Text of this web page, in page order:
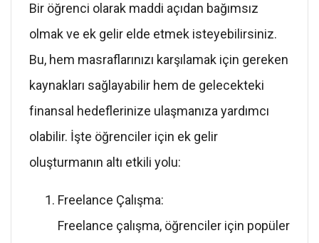
Bir öğrenci olarak maddi açıdan bağımsız
olmak ve ek gelir elde etmek isteyebilirsiniz.
Bu, hem masraflarınızı karşılamak için gereken
kaynakları sağlayabilir hem de gelecekteki
finansal hedeflerinize ulaşmanıza yardımcı
olabilir. İşte öğrenciler için ek gelir
oluşturmanın altı etkili yolu:
Freelance Çalışma:
Freelance çalışma, öğrenciler için popüler